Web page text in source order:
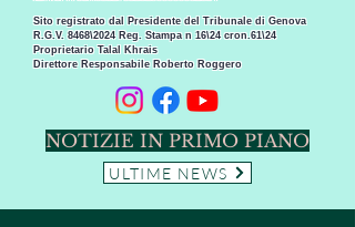
Sito registrato dal Presidente del Tribunale di Genova
R.G.V. 8468\2024 Reg. Stampa n 16\24 cron.61\24 ​
Proprietario Talal Khrais
Direttore Responsabile Roberto Roggero
NOTIZIE IN PRIMO PIANO
ULTIME NEWS